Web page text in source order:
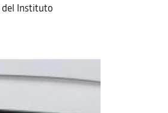
del Instituto